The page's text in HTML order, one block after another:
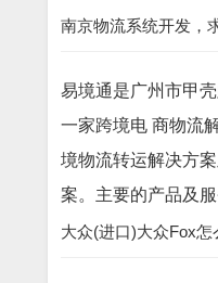
南京物流系统开发，
易境通是广州市甲
一家跨境电 商物流
境物流转运解决方
案。主要的产品及服
大众(进口)大众Fox